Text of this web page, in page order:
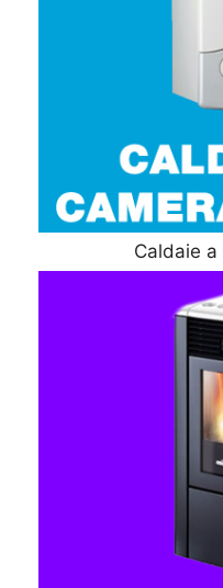
Caldaie